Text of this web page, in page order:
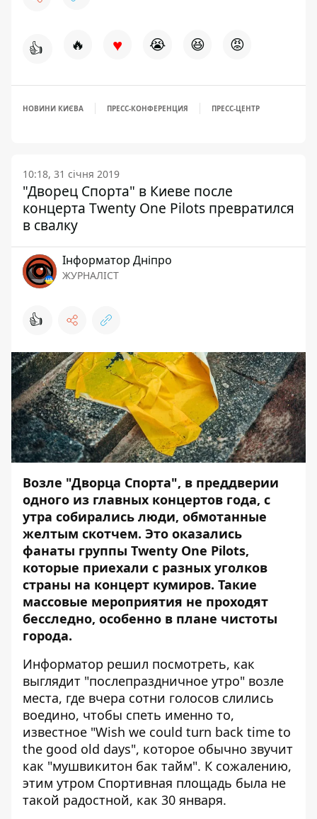
👍 🔥 ♥ 😭 😆 😡
НОВИНИ КИЄВА ПРЕСС-КОНФЕРЕНЦИЯ ПРЕСС-ЦЕНТР
10:18, 31 січня 2019
"Дворец Спорта" в Киеве после
концерта Twenty One Pilots превратился
в свалку
Інформатор Дніпро
ЖУРНАЛІСТ
👍
Возле "Дворца Спорта", в преддверии
одного из главных концертов года, с
утра собирались люди, обмотанные
желтым скотчем. Это оказались
фанаты группы Twenty One Pilots,
которые приехали с разных уголков
страны на концерт кумиров. Такие
массовые мероприятия не проходят
бесследно, особенно в плане чистоты
города.
Информатор решил посмотреть, как
выглядит "послепраздничное утро" возле
места, где вчера сотни голосов слились
воедино, чтобы спеть именно то,
известное "Wish we could turn back time to
the good old days", которое обычно звучит
как "мушвикитон бак тайм". К сожалению,
этим утром Спортивная площадь была не
такой радостной, как 30 января.